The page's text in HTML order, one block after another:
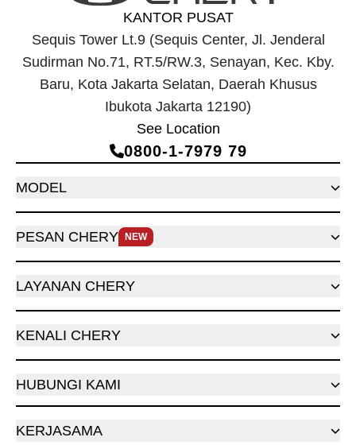
KANTOR PUSAT
Sequis Tower Lt.9 (Sequis Center, Jl. Jenderal
Sudirman No.71, RT.5/RW.3, Senayan, Kec. Kby.
Baru, Kota Jakarta Selatan, Daerah Khusus
Ibukota Jakarta 12190)
See Location
0800‑1‑7979 79
MODEL
PESAN CHERY NEW
LAYANAN CHERY
KENALI CHERY
HUBUNGI KAMI
KERJASAMA